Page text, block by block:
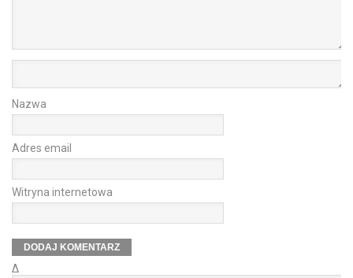
Nazwa
Adres email
Witryna internetowa
Δ